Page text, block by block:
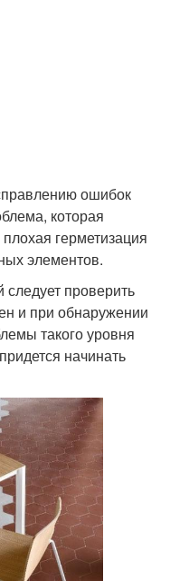
ошибок
которая
герметизация
элементов.
проверить
и при обнаружении
такого уровня
начинать